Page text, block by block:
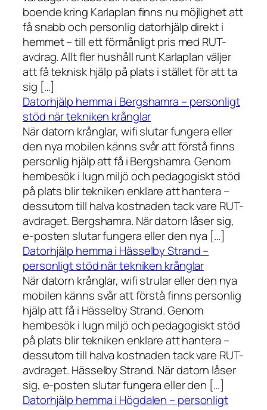
boende kring Karlaplan finns nu möjlighet att
få snabb och personlig datorhjälp direkt i
hemmet – till ett förmånligt pris med RUT-
avdrag. Allt fler hushåll runt Karlaplan väljer
att få teknisk hjälp på plats i stället för att ta
sig […]
Datorhjälp hemma i Bergshamra – personligt
stöd när tekniken krånglar
När datorn krånglar, wifi slutar fungera eller
den nya mobilen känns svår att förstå finns
personlig hjälp att få i Bergshamra. Genom
hembesök i lugn miljö och pedagogiskt stöd
på plats blir tekniken enklare att hantera –
dessutom till halva kostnaden tack vare RUT-
avdraget. Bergshamra. När datorn låser sig,
e-posten slutar fungera eller den nya […]
Datorhjälp hemma i Hässelby Strand –
personligt stöd när tekniken krånglar
När datorn krånglar, wifi strular eller den nya
mobilen känns svår att förstå finns personlig
hjälp att få i Hässelby Strand. Genom
hembesök i lugn miljö och pedagogiskt stöd
på plats blir tekniken enklare att hantera –
dessutom till halva kostnaden tack vare RUT-
avdraget. Hässelby Strand. När datorn låser
sig, e-posten slutar fungera eller den […]
Datorhjälp hemma i Högdalen – personligt